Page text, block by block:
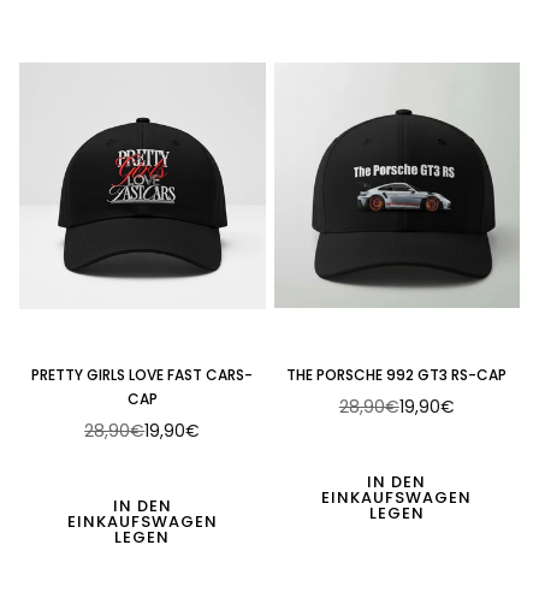
PRETTY GIRLS LOVE FAST CARS-
CAP
Normaler
28,90€19,90€
IN DEN
EINKAUFSWAGEN
LEGEN
THE PORSCHE 992 GT3 RS-CAP
Normaler
28,90€19,90€
IN DEN
EINKAUFSWAGEN
LEGEN